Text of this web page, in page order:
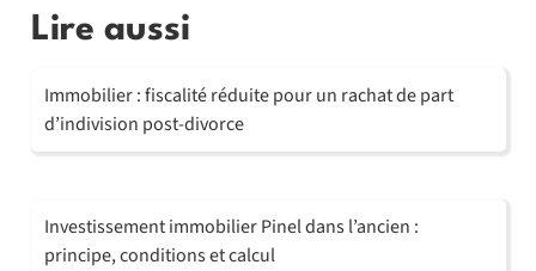
Lire aussi
Immobilier : fiscalité réduite pour un rachat de part
d’indivision post-divorce
Investissement immobilier Pinel dans l’ancien :
principe, conditions et calcul